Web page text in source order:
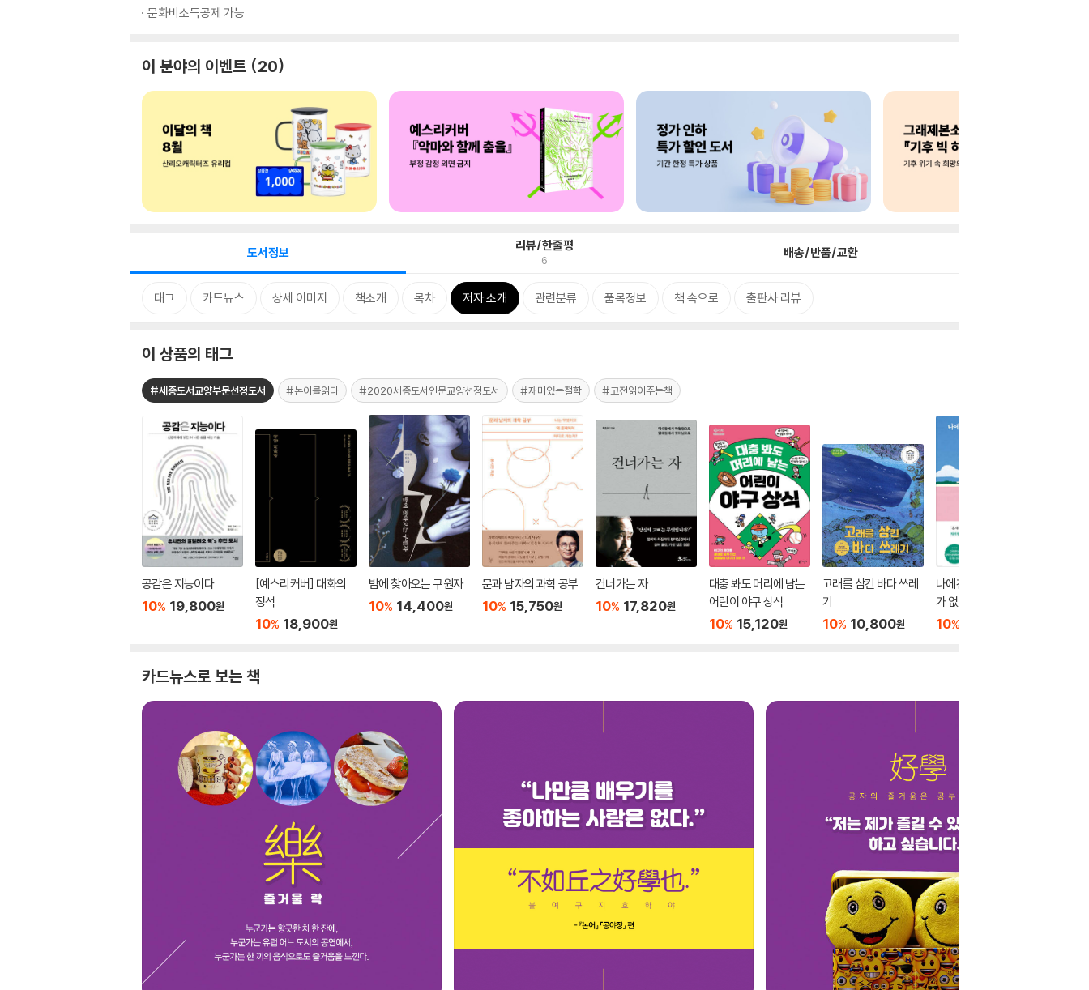
문화비소득공제 가능
이 분야의 이벤트 20
도서정보 리뷰/한줄평
6 배송/반품/교환
태그 카드뉴스 상세 이미지 책소개 목차 저자 소개 관련분류 품목정보 책 속으로 출판사 리뷰
이 상품의 태그
#세종도서교양부문선정도서 #논어를읽다 #2020세종도서인문교양선정도서 #재미있는철학 #고전읽어주는책
공감은 지능이다
10% 19,800원
[예스리커버] 대화의
정석
10% 18,900원
밤에 찾아오는 구원자
10% 14,400원
문과 남자의 과학 공부
10% 15,750원
건너가는 자
10% 17,820원
대충 봐도 머리에 남는
어린이 야구 상식
10% 15,120원
고래를 삼킨 바다 쓰레
기
10% 10,800원
나에겐 상처받을 이유
가 없다
10%
카드뉴스로 보는 책